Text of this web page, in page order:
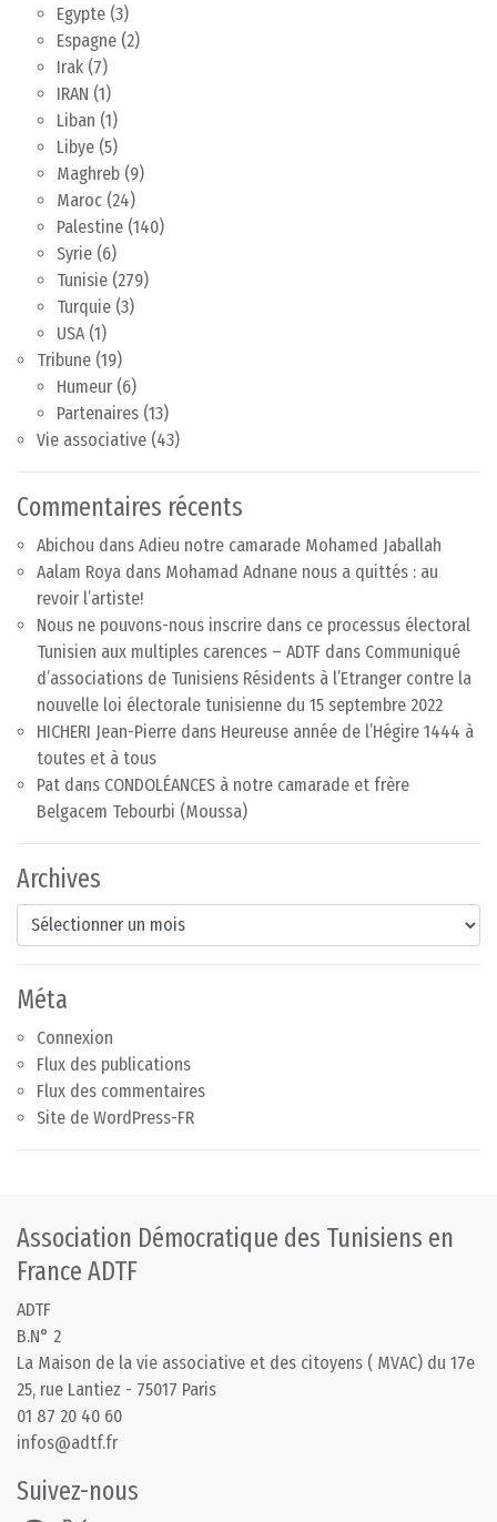
Egypte (3)
Espagne (2)
Irak (7)
IRAN (1)
Liban (1)
Libye (5)
Maghreb (9)
Maroc (24)
Palestine (140)
Syrie (6)
Tunisie (279)
Turquie (3)
USA(1)
Tribune (19)
Humeur (6)
Partenaires (13)
Vie associative (43)
Commentaires récents
Abichou dans Adieu notre camarade Mohamed Jaballah
Aalam Roya dans Mohamad Adnane nous a quittés : au
revoir l’artiste!
Nous ne pouvons-nous inscrire dans ce processus électoral
Tunisien aux multiples carences – ADTF dans Communiqué
d’associations de Tunisiens Résidents à l’Etranger contre la
nouvelle loi électorale tunisienne du 15 septembre 2022
HICHERI Jean-Pierre dans Heureuse année de l’Hégire 1444 à
toutes et à tous
Pat dans CONDOLÉANCES à notre camarade et frère
Belgacem Tebourbi (Moussa)
Archives
Archives
Méta
Connexion
Flux des publications
Flux des commentaires
Site de WordPress-FR
Association Démocratique des Tunisiens en
France ADTF
ADTF
B.N° 2
La Maison de la vie associative et des citoyens ( MVAC) du 17e
25, rue Lantiez - 75017 Paris
01 87 20 40 60
infos@adtf.fr
Suivez-nous